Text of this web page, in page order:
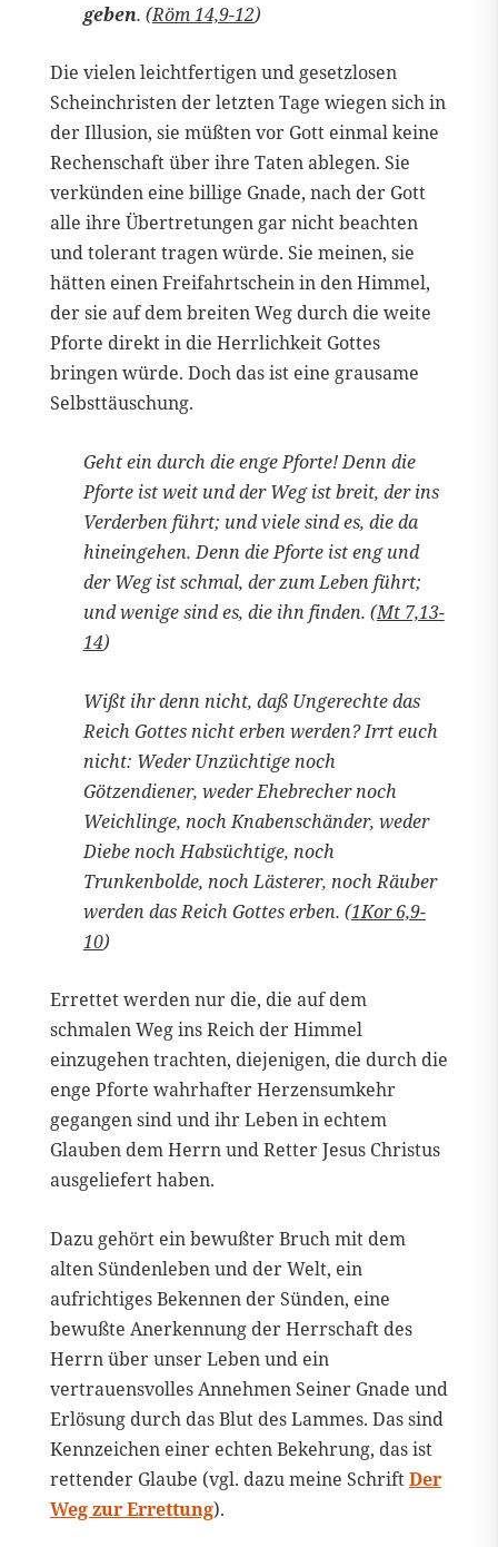
geben. (Röm 14,9-12)
Die vielen leichtfertigen und gesetzlosen
Scheinchristen der letzten Tage wiegen sich in
der Illusion, sie müßten vor Gott einmal keine
Rechenschaft über ihre Taten ablegen. Sie
verkünden eine billige Gnade, nach der Gott
alle ihre Übertretungen gar nicht beachten
und tolerant tragen würde. Sie meinen, sie
hätten einen Freifahrtschein in den Himmel,
der sie auf dem breiten Weg durch die weite
Pforte direkt in die Herrlichkeit Gottes
bringen würde. Doch das ist eine grausame
Selbsttäuschung.
Geht ein durch die enge Pforte! Denn die
Pforte ist weit und der Weg ist breit, der ins
Verderben führt; und viele sind es, die da
hineingehen. Denn die Pforte ist eng und
der Weg ist schmal, der zum Leben führt;
und wenige sind es, die ihn finden. (Mt 7,13-
14)
Wißt ihr denn nicht, daß Ungerechte das
Reich Gottes nicht erben werden? Irrt euch
nicht: Weder Unzüchtige noch
Götzendiener, weder Ehebrecher noch
Weichlinge, noch Knabenschänder, weder
Diebe noch Habsüchtige, noch
Trunkenbolde, noch Lästerer, noch Räuber
werden das Reich Gottes erben. (1Kor 6,9-
10)
Errettet werden nur die, die auf dem
schmalen Weg ins Reich der Himmel
einzugehen trachten, diejenigen, die durch die
enge Pforte wahrhafter Herzensumkehr
gegangen sind und ihr Leben in echtem
Glauben dem Herrn und Retter Jesus Christus
ausgeliefert haben.
Dazu gehört ein bewußter Bruch mit dem
alten Sündenleben und der Welt, ein
aufrichtiges Bekennen der Sünden, eine
bewußte Anerkennung der Herrschaft des
Herrn über unser Leben und ein
vertrauensvolles Annehmen Seiner Gnade und
Erlösung durch das Blut des Lammes. Das sind
Kennzeichen einer echten Bekehrung, das ist
rettender Glaube (vgl. dazu meine SchriftDer
Weg zur Errettung).